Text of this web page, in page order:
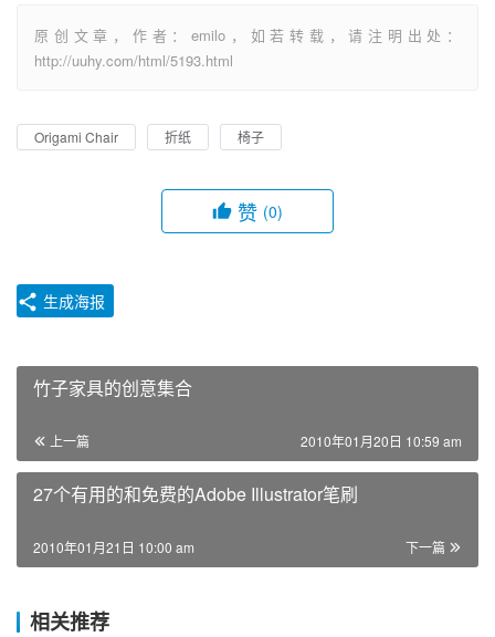
原创文章，作者：emilo，如若转载，请注明出处：
http://uuhy.com/html/5193.html
Origami Chair 折纸 椅子
赞 (0)
生成海报
竹子家具的创意集合
上一篇 2010年01月20日 10:59 am
27个有用的和免费的Adobe Illustrator笔刷
下一篇
2010年01月21日 10:00 am
相关推荐